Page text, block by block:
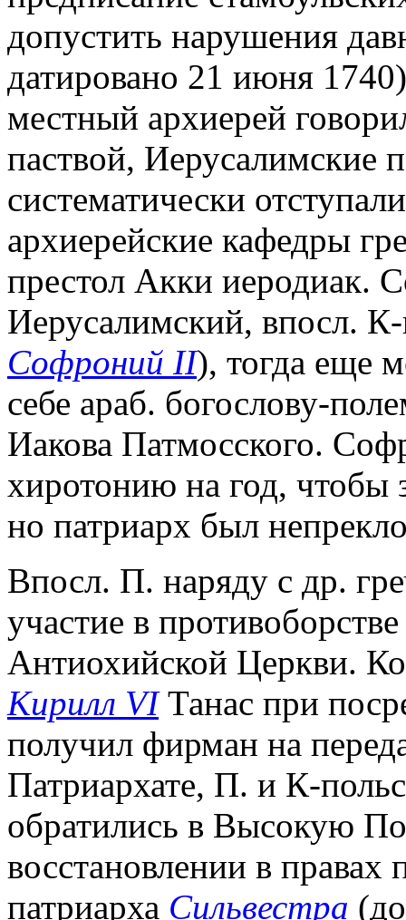
допустить нарушения
датировано 21 июня
местный архиерей
паствой, Иерусалимские
систематически
архиерейские кафедры
престол Акки иеродиак.
Иерусалимский, впосл.
Софроний II), тогда еще
себе араб. богослову-
Иакова Патмосского.
хиротонию на год, чтобы
но патриарх был
Впосл. П. наряду с др.
участие в
Антиохийской Церкви.
Кирилл VIТанас при
получил фирман на
Патриархате, П. и К-
обратились в Высокую
восстановлении в правах
патриарха Сильвестра